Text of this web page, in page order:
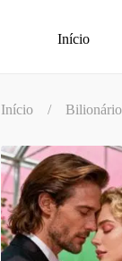
Início
Início /